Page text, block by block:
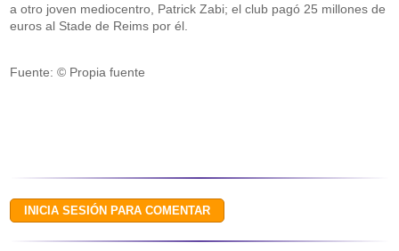
a otro joven mediocentro, Patrick Zabi; el club pagó 25 millones de
euros al Stade de Reims por él.
Fuente: © Propia fuente